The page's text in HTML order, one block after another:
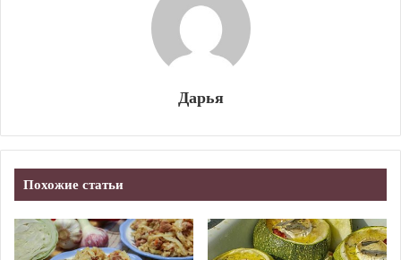
Дарья
Похожие статьи